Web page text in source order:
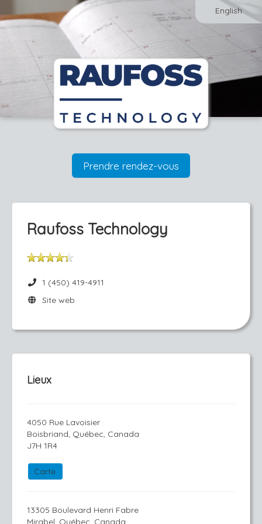
English
Prendre rendez-vous
Raufoss Technology
1 (450) 419-4911
Site web
Lieux
4050 Rue Lavoisier
Boisbriand, Québec, Canada
J7H 1R4
Carte
13305 Boulevard Henri Fabre
Mirabel, Québec, Canada